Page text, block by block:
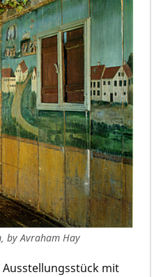
by Avraham Hay
mit